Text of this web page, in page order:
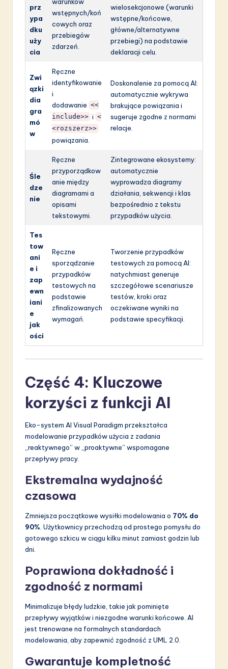
prz
ypa
dku
uży
cia
wstępnych/koń
cowych oraz
przebiegów
zdarzeń.
wielosekcjonowe (warunki
wstępne/końcowe,
główne/alternatywne
przebiegi) na podstawie
deklaracji celu.
Zwi
ązki
dia
gra
mó
w
Ręczne
identyfikowanie
i
dodawanie <<
include>> i <
<rozszerz>>
powiązania.
Doskonalenie za pomocą AI:
automatycznie wykrywa
brakujące powiązania i
sugeruje zgodne z normami
relacje.
Śle
dze
nie
Ręczne
przyporządkow
anie między
diagramami a
opisami
tekstowymi.
Zintegrowane ekosystemy:
automatycznie
wyprowadza diagramy
działania, sekwencji i klas
bezpośrednio z tekstu
przypadków użycia.
Tes
tow
ani
e i
zap
ewn
iani
e
jak
ości
Ręczne
sporządzanie
przypadków
testowych na
podstawie
zfinalizowanych
wymagań.
Tworzenie przypadków
testowych za pomocą AI:
natychmiast generuje
szczegółowe scenariusze
testów, kroki oraz
oczekiwane wyniki na
podstawie specyfikacji.
Część 4: Kluczowe
korzyści z funkcji AI
Eko-system AI Visual Paradigm przekształca
modelowanie przypadków użycia z zadania
„reaktywnego” w „proaktywne” wspomagane
przepływy pracy.
Ekstremalna wydajność
czasowa
Zmniejsza początkowe wysiłki modelowania o 70% do
90% . Użytkownicy przechodzą od prostego pomysłu do
gotowego szkicu w ciągu kilku minut zamiast godzin lub
dni.
Poprawiona dokładność i
zgodność z normami
Minimalizuje błędy ludzkie, takie jak pominięte
przepływy wyjątków i niezgodne warunki końcowe. AI
jest trenowane na formalnych standardach
modelowania, aby zapewnić zgodność z UML 2.0.
Gwarantuje kompletność